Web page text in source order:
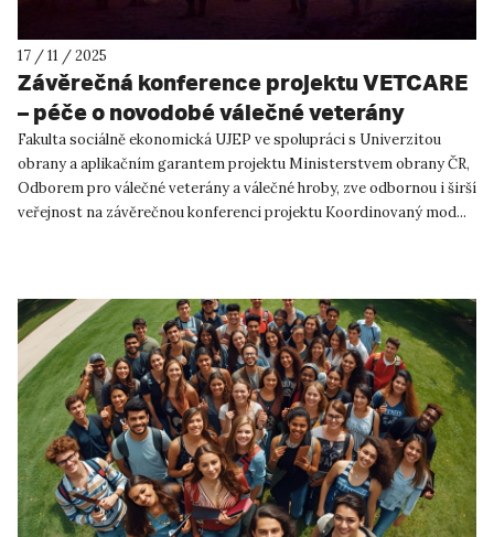
17 / 11 / 2025
Závěrečná konference projektu VETCARE
– péče o novodobé válečné veterány
Fakulta sociálně ekonomická UJEP ve spolupráci s Univerzitou
obrany a aplikačním garantem projektu Ministerstvem obrany ČR,
Odborem pro válečné veterány a válečné hroby, zve odbornou i širší
veřejnost na závěrečnou konferenci projektu Koordinovaný mod...